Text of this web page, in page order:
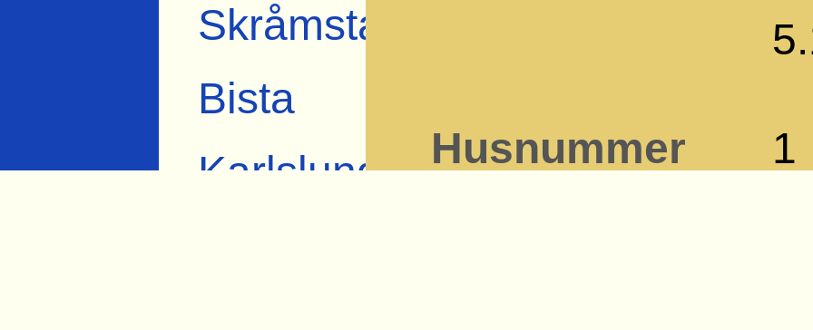
Skråmsta
Bista
Karlslund
Husnummer 1